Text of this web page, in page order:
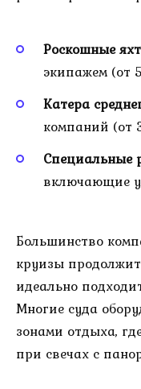
Роскошные
экипажем (от
Катера
компаний (от
Специальные
включающие
Большинство
круизы
идеально
Многие суда
зонами отдыха,
при свечах с